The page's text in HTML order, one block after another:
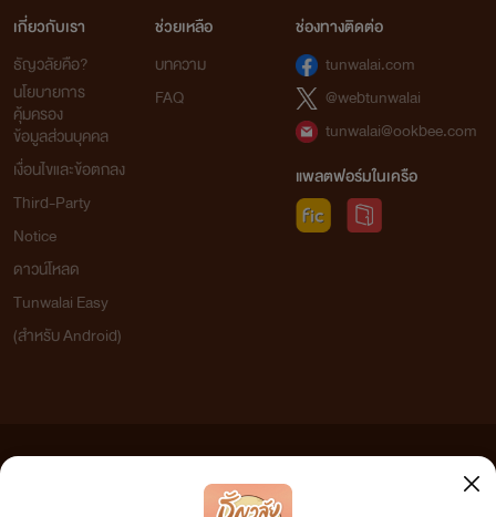
เกี่ยวกับเรา
ธัญวลัยคือ?
นโยบายการ
คุ้มครอง
ข้อมูลส่วนบุคคล
เงื่อนไขและข้อตกลง
Third-Party
Notice
ดาวน์โหลด
Tunwalai Easy
(สำหรับ Android)
ช่วยเหลือ
บทความ
FAQ
ช่องทางติดต่อ
tunwalai.com
@webtunwalai
tunwalai@ookbee.com
แพลตฟอร์มในเครือ
เว็บไซต์แห่งนี้ไม่ได้เห็นด้วยและไม่ขอรับผิดชอบต่อข้อความใดๆ ทั้งสิ้น ดังนั้นผู้อ่านทุกท่านโปรดใช้